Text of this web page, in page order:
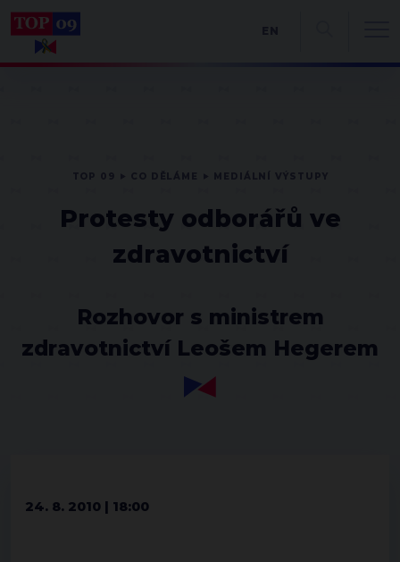
Protesty odborářů ve
zdravotnictví
Rozhovor s ministrem
zdravotnictví Leošem Hegerem
24. 8. 2010 | 18:00